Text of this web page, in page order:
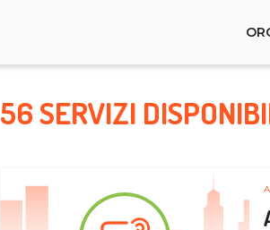
56 SERVIZI